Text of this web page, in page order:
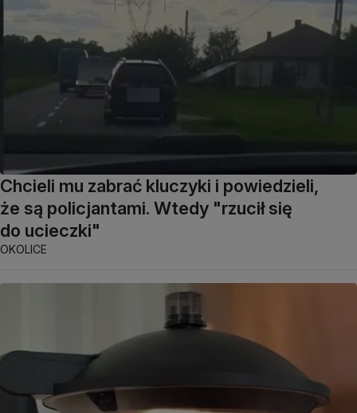
Chcieli mu zabrać kluczyki i powiedzieli,
że są policjantami. Wtedy "rzucił się
do ucieczki"
OKOLICE